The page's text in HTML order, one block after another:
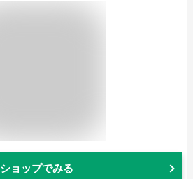
ショップでみる